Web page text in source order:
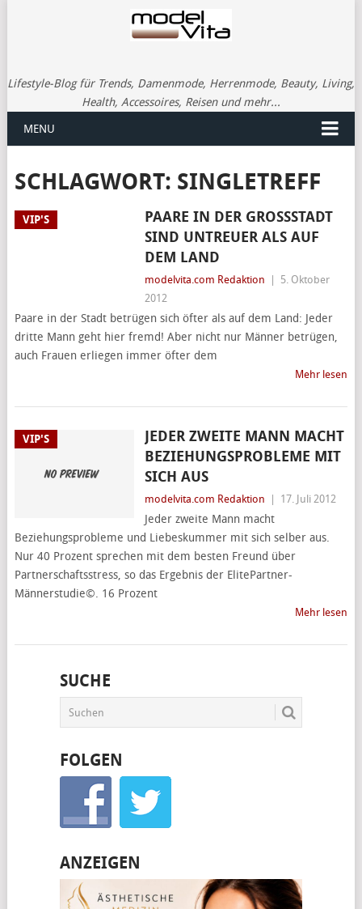
Lifestyle-Blog für Trends, Damenmode, Herrenmode, Beauty, Living,
Health, Accessoires, Reisen und mehr...
MENU
SCHLAGWORT: SINGLETREFF
VIP'S
PAARE IN DER GROSSSTADT S
IND UNTREUER ALS AUF D
EM LAND
modelvita.com Redaktion
5. Oktober
2012
Paare in der Stadt betrügen sich öfter als auf dem Land: Jeder
dritte Mann geht hier fremd! Aber nicht nur Männer betrügen,
auch Frauen erliegen immer öfter dem
Mehr lesen
VIP'S
JEDER ZWEITE MANN MACHT
BEZIEHUNGSPROBLEME MIT
SICH AUS
modelvita.com Redaktion 17. Juli 2012
Jeder zweite Mann macht
Beziehungsprobleme und Liebeskummer mit sich selber aus.
Nur 40 Prozent sprechen mit dem besten Freund über
Partnerschaftsstress, so das Ergebnis der ElitePartner-
Männerstudie©. 16 Prozent
Mehr lesen
SUCHE
FOLGEN
ANZEIGEN